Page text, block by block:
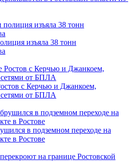
изъяла 38 тонн
с Керчью и Джанкоем,
от БПЛА
в подземном переходе на
в Ростове